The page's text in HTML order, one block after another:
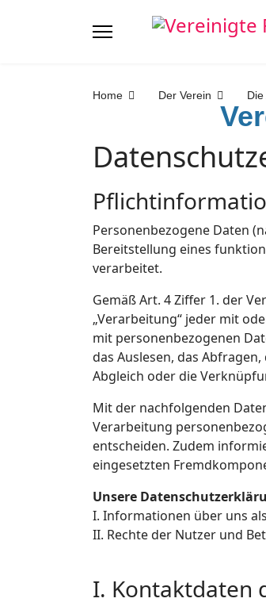
Home Der Verein Die
Personenbezogene Daten
Bereitstellung eines
verarbeitet.
Gemäß Art. 4 Ziffer 1. der
„Verarbeitung“ jeder mit
mit personenbezogenen
das Auslesen, das
Abgleich oder die
Mit der nachfolgenden
Verarbeitung
entscheiden. Zudem
eingesetzten
Unsere
I. Informationen über uns
II. Rechte der Nutzer und
I. Kontaktdaten